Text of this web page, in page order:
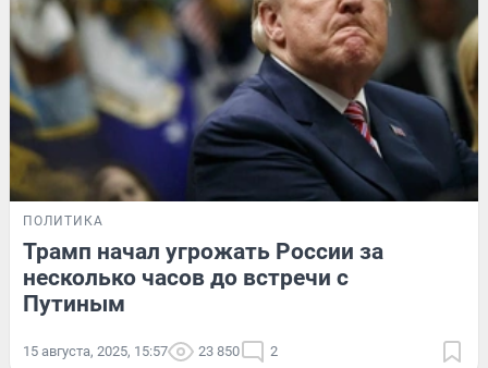
ПОЛИТИКА
Трамп начал угрожать России за
несколько часов до встречи с
Путиным
15 августа, 2025, 15:57 23 850 2